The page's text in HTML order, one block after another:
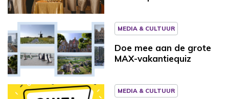
MEDIA & CULTUUR
Doe mee aan de grote
MAX-vakantiequiz
MEDIA & CULTUUR